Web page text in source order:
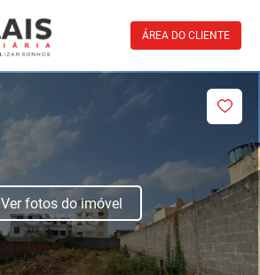
ÁREA DO CLIENTE
Ver fotos do imóvel